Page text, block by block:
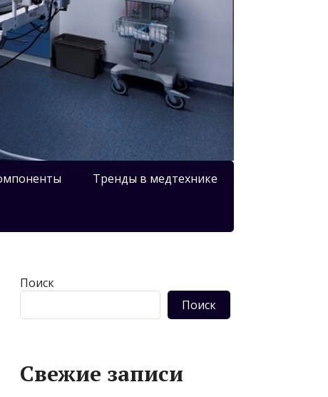
Тренды в медтехнике
Поиск
Поиск
Свежие записи